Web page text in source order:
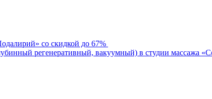
со скидкой до 67%
регенеративный, вакуумный) в студии массажа